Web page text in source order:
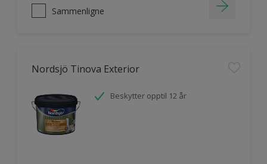
Sammenligne
Nordsjö Tinova Exterior
Beskytter opptil 12 år